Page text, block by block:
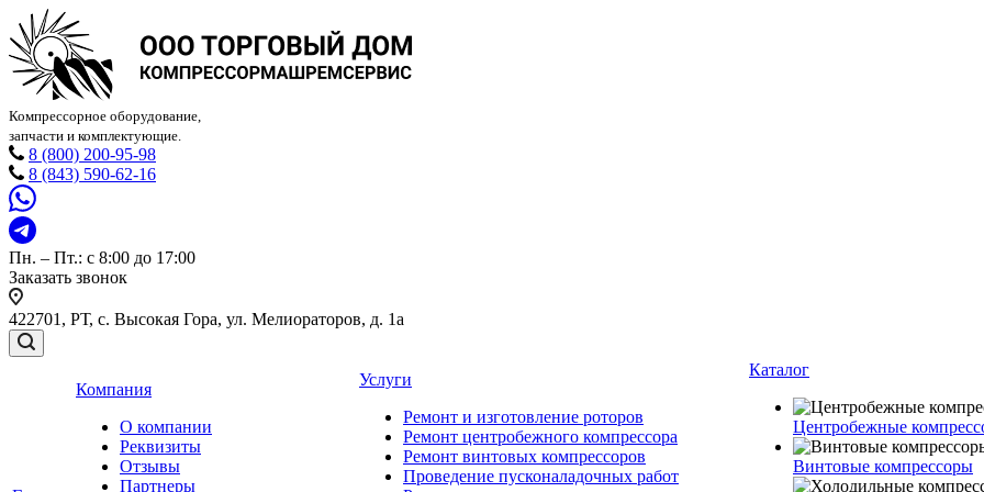
Компрессорное оборудование,
запчасти и комплектующие.
8 (800) 200-95-98
8 (843) 590-62-16
Пн. – Пт.: с 8:00 до 17:00
Заказать звонок
422701, РТ, с. Высокая Гора, ул. Мелиораторов, д. 1а
Компания
О компании
Реквизиты
Отзывы
Партнеры
Услуги
Ремонт и изготовление роторов
Ремонт центробежного компрессора
Ремонт винтовых компрессоров
Проведение пусконаладочных работ
Каталог
Центробежные
Винтовые компрессоры